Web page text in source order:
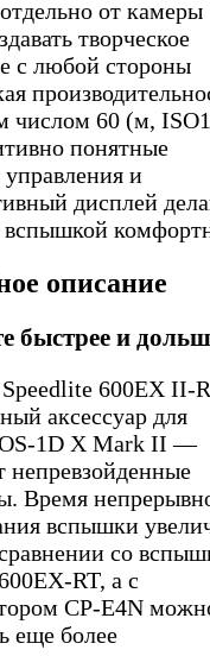
от камеры
творческое
с любой стороны
числом 60 (м,
понятные
и
дисплей
вспышкой
описание
быстрее и
600EX II-
аксессуар для
1D X Mark II —
непревзойденные
Время
вспышки
со
RT, а с
CP-E4N
еще более